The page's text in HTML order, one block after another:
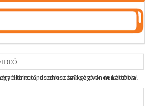
2.0te is rendszeres támogatónk ide kattintva!